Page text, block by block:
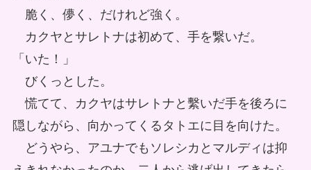
脆く、儚く、だけれど強く。
カクヤとサレトナは初めて、手を繋いだ。
「いた！」
びくっとした。
慌てて、カクヤはサレトナと繫いだ手を後ろに
隠しながら、向かってくるタトエに目を向けた。
どうやら、アユナでもソレシカとマルディは抑